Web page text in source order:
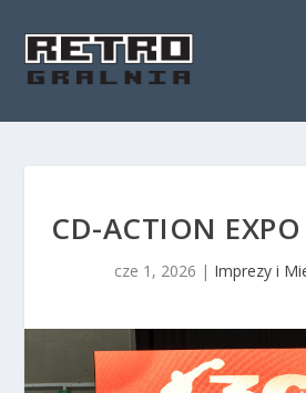
CD-ACTION
cze 1, 2026 | Imprezy i